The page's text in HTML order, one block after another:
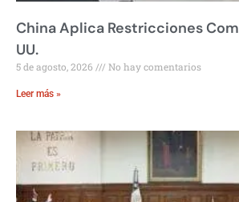
China Aplica Restricciones
UU.
5 de agosto, 2026 No hay comentarios
Leer más »